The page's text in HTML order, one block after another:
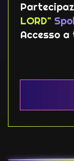
LORD"
Accesso